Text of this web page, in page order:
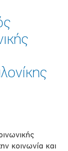
κοινωνία και